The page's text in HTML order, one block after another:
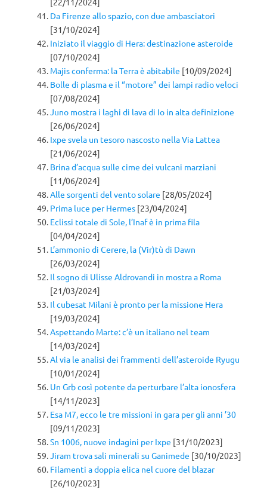
Da Firenze allo spazio, con due ambasciatori
[31/10/2024]
Iniziato il viaggio di Hera: destinazione asteroide
[07/10/2024]
Majis conferma: la Terra è abitabile [10/09/2024]
Bolle di plasma e il “motore” dei lampi radio veloci
[07/08/2024]
Juno mostra i laghi di lava di Io in alta definizione
[26/06/2024]
Ixpe svela un tesoro nascosto nella Via Lattea
[21/06/2024]
Brina d’acqua sulle cime dei vulcani marziani
[11/06/2024]
Alle sorgenti del vento solare [28/05/2024]
Prima luce per Hermes [23/04/2024]
Eclissi totale di Sole, l’Inaf è in prima fila
[04/04/2024]
L’ammonio di Cerere, la (Vir)tù di Dawn
[26/03/2024]
Il sogno di Ulisse Aldrovandi in mostra a Roma
[21/03/2024]
Il cubesat Milani è pronto per la missione Hera
[19/03/2024]
Aspettando Marte: c’è un italiano nel team
[14/03/2024]
Al via le analisi dei frammenti dell’asteroide Ryugu
[10/01/2024]
Un Grb così potente da perturbare l’alta ionosfera
[14/11/2023]
Esa M7, ecco le tre missioni in gara per gli anni ’30
[09/11/2023]
Sn 1006, nuove indagini per Ixpe [31/10/2023]
Jiram trova sali minerali su Ganimede [30/10/2023]
Filamenti a doppia elica nel cuore del blazar
[26/10/2023]